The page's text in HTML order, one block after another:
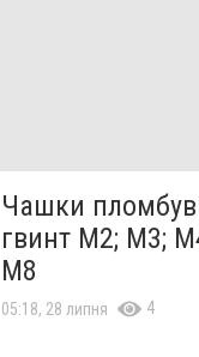
Чашки
гвинт М2; М3;
М8
05:18, 28 липня 4